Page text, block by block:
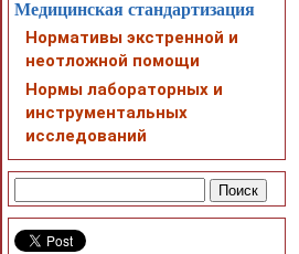
Медицинская стандартизация
Нормативы экстренной и
неотложной помощи
Нормы лабораторных и
инструментальных
исследований